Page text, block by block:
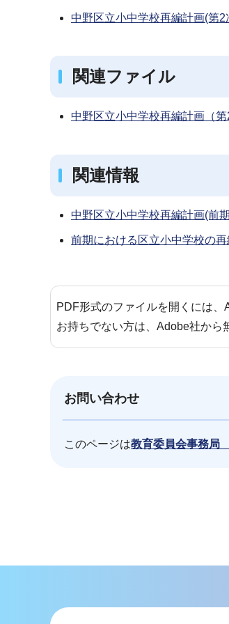
中野区立小中学校再編計画(第2
関連ファイル
中野区立小中学校再編計画（
関連情報
中野区立小中学校再編計画(前
前期における区立小中学校の
PDF形式のファイルを開くには、
お持ちでない方は、Adobe社から
お問い合わせ
このページは教育委員会事務局
こ